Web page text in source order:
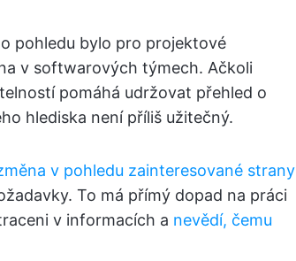
pohledu bylo pro projektové
v softwarových týmech. Ačkoli
pomáhá udržovat přehled o
hlediska není příliš užitečný.
v pohledu zainteresované strany
To má přímý dopad na práci
v informacích a nevědí, čemu